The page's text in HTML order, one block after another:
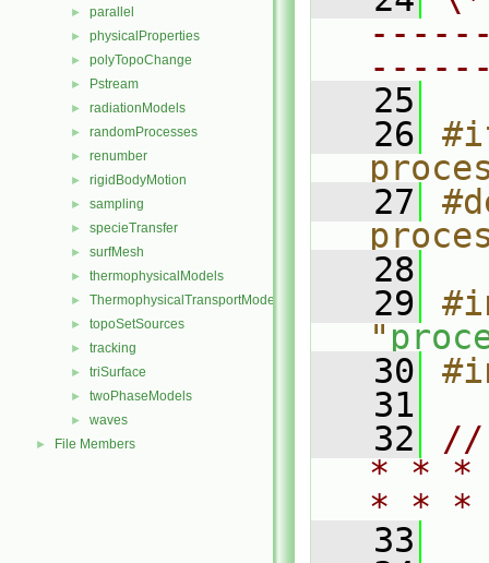
► parallel
► physicalProperties
► polyTopoChange
► Pstream
► radiationModels
► randomProcesses
► renumber
► rigidBodyMotion
► sampling
► specieTransfer
► surfMesh
► thermophysicalModels
► ThermophysicalTransportModels
► topoSetSources
► tracking
► triSurface
► twoPhaseModels
► waves
► File Members
   25
   26
   27
   28
   29
"
   30
   31
   32
//
* * *
* *
   33